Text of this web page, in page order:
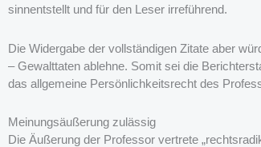
sinnentstellt und für den Leser irreführend.
Die Widergabe der vollständigen Zitate aber
– Gewalttaten ablehne. Somit sei die
das allgemeine Persönlichkeitsrecht des
Meinungsäußerung zulässig
Die Äußerung der Professor vertrete